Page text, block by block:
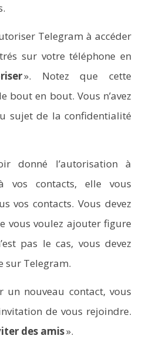
11 des meilleurs modèles de
Telegram à accéder
sur votre téléphone en
». Notez que cette
bout en bout. Vous n’avez
sujet de la confidentialité
donné l’autorisation à
vos contacts, elle vous
vos contacts. Vous devez
vous voulez ajouter figure
pas le cas, vous devez
sur Telegram.
un nouveau contact, vous
de vous rejoindre.
des amis».